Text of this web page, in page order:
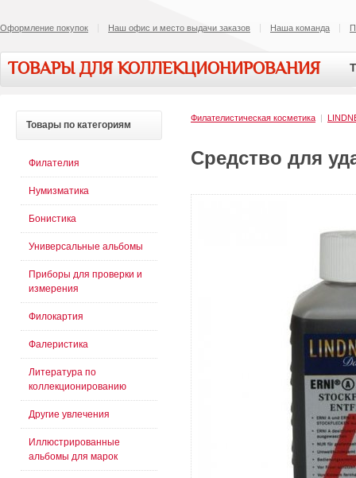
Оформление покупок Наш офис и место выдачи заказов Наша команда
ТОВАРЫ ДЛЯ КОЛЛЕКЦИОНИРОВАНИЯ
Филателистическая косметика |
Средство для
Товары по категориям
Филателия
Нумизматика
Бонистика
Универсальные альбомы
Приборы для проверки и
измерения
Филокартия
Фалеристика
Литература по
коллекционированию
Другие увлечения
Иллюстрированные
альбомы для марок